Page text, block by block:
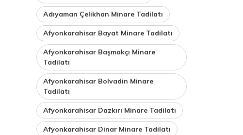
Adıyaman Çelikhan Minare Tadilatı
Afyonkarahisar Bayat Minare Tadilatı
Afyonkarahisar Başmakçı Minare
Tadilatı
Afyonkarahisar Bolvadin Minare
Tadilatı
Afyonkarahisar Dazkırı Minare Tadilatı
Afyonkarahisar Dinar Minare Tadilatı